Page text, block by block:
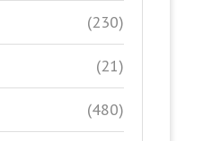
(230)
(21)
(480)